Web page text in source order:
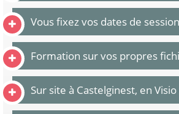
Vous fixez vos dates de session
Formation sur vos propres
Sur site à Castelginest, en